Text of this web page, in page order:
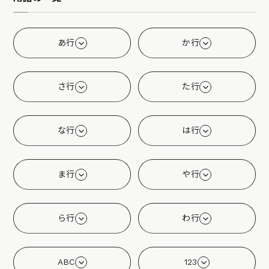
あ行 か行
さ行 た行
な行 は行
ま行 や行
ら行 わ行
ABC 123